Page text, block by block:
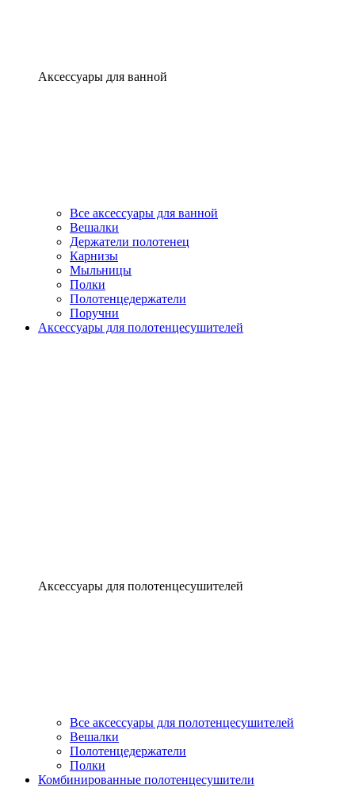
Аксессуары для ванной
Все аксессуары для ванной
Вешалки
Держатели полотенец
Карнизы
Мыльницы
Полки
Полотенцедержатели
Поручни
Аксессуары для полотенцесушителей
Аксессуары для полотенцесушителей
Все аксессуары для полотенцесушителей
Вешалки
Полотенцедержатели
Полки
Комбинированные полотенцесушители